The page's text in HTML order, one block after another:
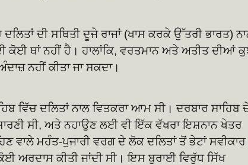
ਦੀ ਸਥਿਤੀ ਦੂਜੇ ਰਾਜਾਂ (ਖਾਸ ਕਰਕੇ ਉੱਤਰੀ ਭਾਰਤ)
ਕੋਈ ਥਾਂ ਨਹੀਂ ਹੈ। ਹਾਲਾਂਕਿ, ਵਰਤਮਾਨ ਅਤੇ ਅਤੀਤ ਦੀਆਂ
ਨਹੀਂ ਕੀਤਾ ਜਾ ਸਕਦਾ।
ਵਿੱਚ ਦਲਿਤਾਂ ਨਾਲ ਵਿਤਕਰਾ ਆਮ ਸੀ। ਦਰਬਾਰ ਸਾਹਿਬ
ਸੀ, ਅਤੇ ਨਹਾਉਣ ਲਈ ਵੀ ਇੱਕ ਵੱਖਰਾ ਇਸ਼ਨਾਨ ਖੇਤਰ
ਵਾਲੇ ਮਹੰਤ-ਪੁਜਾਰੀ ਵਰਗ ਦੇ ਲੋਕ ਦਲਿਤਾਂ ਤੋਂ ਭੇਟਾਂ ਸਵੀਕਾਰ
ਅਰਦਾਸ ਕੀਤੀ ਜਾਂਦੀ ਸੀ। ਇਸ ਬੁਰਾਈ ਵਿਰੁੱਧ ਸਿੱਖ